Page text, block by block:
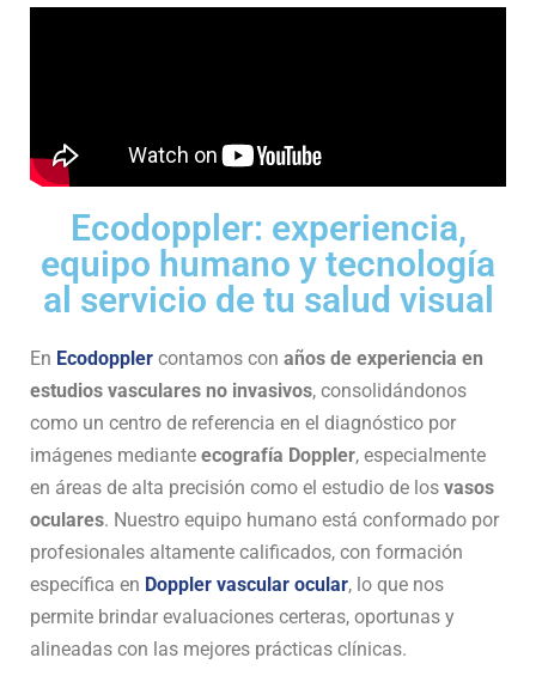
Ecodoppler: experiencia,
equipo humano y tecnología
al servicio de tu salud visual
En Ecodoppler contamos con años de experiencia en
estudios vasculares no invasivos, consolidándonos
como un centro de referencia en el diagnóstico por
imágenes mediante ecografía Doppler, especialmente
en áreas de alta precisión como el estudio de los vasos
oculares. Nuestro equipo humano está conformado por
profesionales altamente calificados, con formación
específica en Doppler vascular ocular, lo que nos
permite brindar evaluaciones certeras, oportunas y
alineadas con las mejores prácticas clínicas.